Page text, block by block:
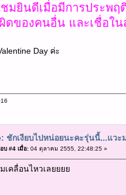
มยินดีเมื่อมีการประพ
ดของคนอื่น และเชื่อใ
Day ค่ะ
ชักเงียบไปหน่อยนะคะรุ่นนี้...แวะ
บ #4 เมื่อ:04 ตุลาคม 2555, 22:48:25 »
เคลื่อนไหวเลยยยย